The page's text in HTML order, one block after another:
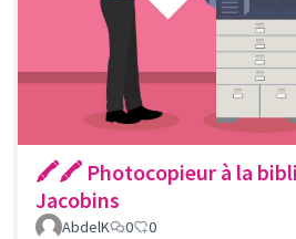
🖍🖍 Photocopieur à la
Jacobins
AbdelK 0 0